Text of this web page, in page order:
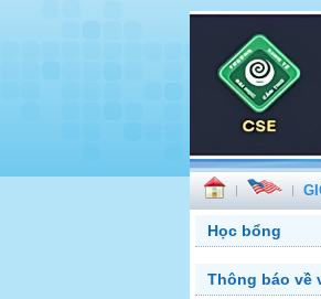
Học bổng
Thông báo về